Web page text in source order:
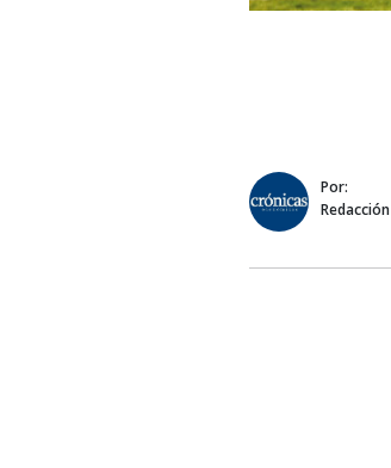
Por:
Redacción